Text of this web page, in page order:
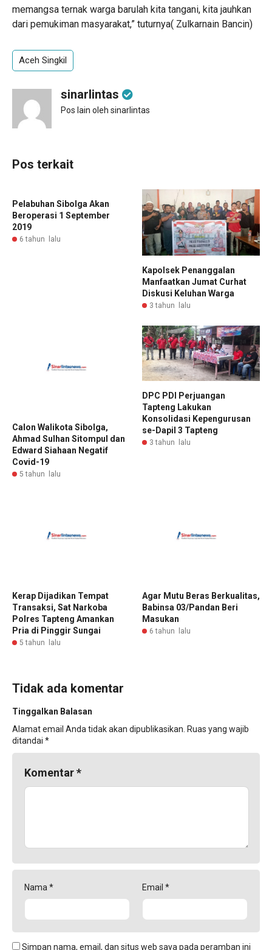
memangsa ternak warga barulah kita tangani, kita jauhkan
dari pemukiman masyarakat,” tuturnya( Zulkarnain Bancin)
Aceh Singkil
sinarlintas
Pos lain oleh sinarlintas
Pos terkait
Pelabuhan Sibolga Akan
Beroperasi 1 September
2019
6 tahun lalu
Kapolsek Penanggalan
Manfaatkan Jumat Curhat
Diskusi Keluhan Warga
3 tahun lalu
Calon Walikota Sibolga,
Ahmad Sulhan Sitompul dan
Edward Siahaan Negatif
Covid-19
5 tahun lalu
DPC PDI Perjuangan
Tapteng Lakukan
Konsolidasi Kepengurusan
se-Dapil 3 Tapteng
3 tahun lalu
Kerap Dijadikan Tempat
Transaksi, Sat Narkoba
Polres Tapteng Amankan
Pria di Pinggir Sungai
5 tahun lalu
Agar Mutu Beras Berkualitas,
Babinsa 03/Pandan Beri
Masukan
6 tahun lalu
Tidak ada komentar
Tinggalkan Balasan
Alamat email Anda tidak akan dipublikasikan. Ruas yang wajib
ditandai *
Komentar*
Nama * Email *
Simpan nama, email, dan situs web saya pada peramban ini